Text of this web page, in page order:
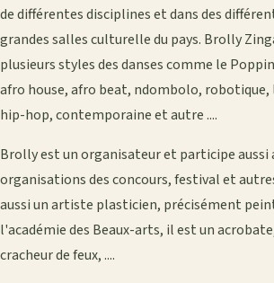
de différentes disciplines et dans des
grandes salles culturelle du pays. Brolly
plusieurs styles des danses comme le
afro house, afro beat, ndombolo, robotique,
hip-hop, contemporaine et autre ....
Brolly est un organisateur et participe aussi
organisations des concours, festival et
aussi un artiste plasticien, précisément
l'académie des Beaux-arts, il est un
cracheur de feux, ....